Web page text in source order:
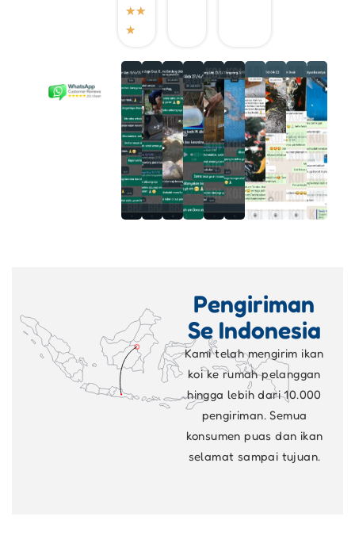
★★
★
Pengiriman
Se Indonesia
Kami telah mengirim ikan
koi ke rumah pelanggan
hingga lebih dari 10.000
pengiriman. Semua
konsumen puas dan ikan
selamat sampai tujuan.